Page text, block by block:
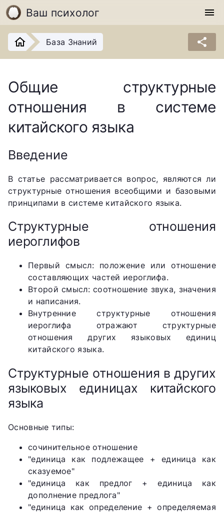
Ваш психолог menu
База Знаний share
Общие структурные
отношения в системе
китайского языка
Введение
В статье рассматривается вопрос, являются ли
структурные отношения всеобщими и базовыми
принципами в системе китайского языка.
Структурные отношения
иероглифов
Первый смысл: положение или отношение
составляющих частей иероглифа.
Второй смысл: соотношение звука, значения
и написания.
Внутренние структурные отношения
иероглифа отражают структурные
отношения других языковых единиц
китайского языка.
Структурные отношения в других
языковых единицах китайского
языка
Основные типы:
сочинительное отношение
"единица как подлежащее + единица как
сказуемое"
"единица как предлог + единица как
дополнение предлога"
"единица как определение + определяемая